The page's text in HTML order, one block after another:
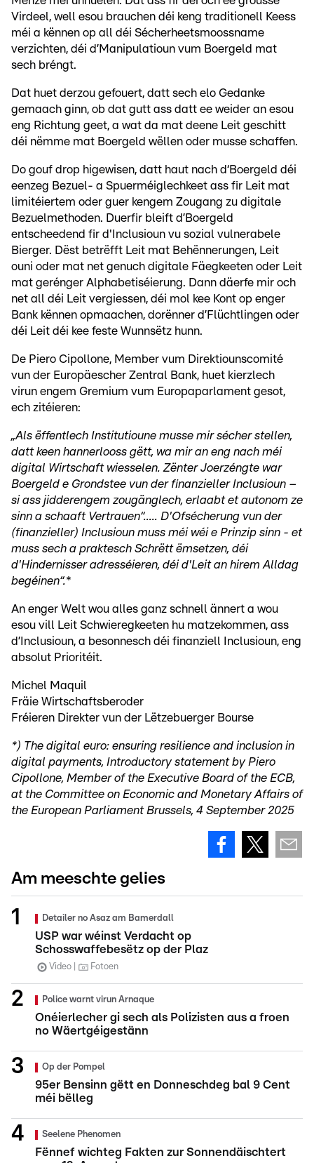
Virdeel, well esou brauchen déi keng traditionell Keess
méi a kënnen op all déi Sécherheetsmoossname
verzichten, déi d’Manipulatioun vum Boergeld mat
sech bréngt.
Dat huet derzou gefouert, datt sech elo Gedanke
gemaach ginn, ob dat gutt ass datt ee weider an esou
eng Richtung geet, a wat da mat deene Leit geschitt
déi nëmme mat Boergeld wëllen oder musse schaffen.
Do gouf drop higewisen, datt haut nach d‘Boergeld déi
eenzeg Bezuel- a Spuerméiglechkeet ass fir Leit mat
limitéiertem oder guer kengem Zougang zu digitale
Bezuelmethoden. Duerfir bleift d’Boergeld
entscheedend fir d'Inclusioun vu sozial vulnerabele
Bierger. Dëst betrëfft Leit mat Behënnerungen, Leit
ouni oder mat net genuch digitale Fäegkeeten oder Leit
mat gerénger Alphabetiséierung. Dann däerfe mir och
net all déi Leit vergiessen, déi mol kee Kont op enger
Bank kënnen opmaachen, dorënner d’Flüchtlingen oder
déi Leit déi kee feste Wunnsëtz hunn.
De Piero Cipollone, Member vum Direktiounscomité
vun der Europäescher Zentral Bank, huet kierzlech
virun engem Gremium vum Europaparlament gesot,
ech zitéieren:
„Als ëffentlech Institutioune musse mir sécher stellen,
datt keen hannerlooss gëtt, wa mir an eng nach méi
digital Wirtschaft wiesselen. Zënter Joerzéngte war
Boergeld e Grondstee vun der finanzieller Inclusioun –
si ass jidderengem zougänglech, erlaabt et autonom ze
sinn a schaaft Vertrauen“..... D'Ofsécherung vun der
(finanzieller) Inclusioun muss méi wéi e Prinzip sinn - et
muss sech a praktesch Schrëtt ëmsetzen, déi
d'Hindernisser adresséieren, déi d'Leit an hirem Alldag
begéinen“.*
An enger Welt wou alles ganz schnell ännert a wou
esou vill Leit Schwieregkeeten hu matzekommen, ass
d’Inclusioun, a besonnesch déi finanziell Inclusioun, eng
absolut Prioritéit.
Michel Maquil
Fräie Wirtschaftsberoder
Fréieren Direkter vun der Lëtzebuerger Bourse
*) The digital euro: ensuring resilience and inclusion in
digital payments, Introductory statement by Piero
Cipollone, Member of the Executive Board of the ECB,
at the Committee on Economic and Monetary Affairs of
the European Parliament Brussels, 4 September 2025
Am meeschte gelies
Detailer no Asaz am Bamerdall
USP war wéinst Verdacht op
Schosswaffebesëtz op der Plaz
Video Fotoen
Police warnt virun Arnaque
Onéierlecher gi sech als Polizisten aus a froen
no Wäertgéigestänn
Op der Pompel
95er Bensinn gëtt en Donneschdeg bal 9 Cent
méi bëlleg
Seelene Phenomen
Fënnef wichteg Fakten zur Sonnendäischtert